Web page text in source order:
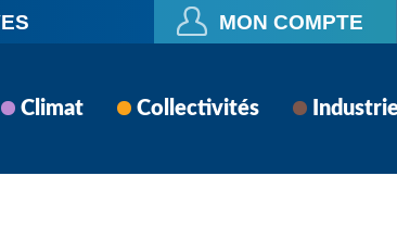
MON COMPTE
Climat Collectivités